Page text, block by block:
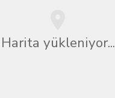
Harita yükleniyor...